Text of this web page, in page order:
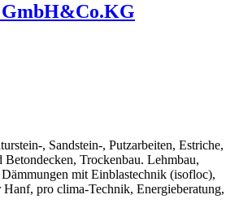
, Sandstein-, Putzarbeiten, Estriche,
Betondecken, Trockenbau. Lehmbau,
mit Einblastechnik (isofloc),
pro clima-Technik, Energieberatung,